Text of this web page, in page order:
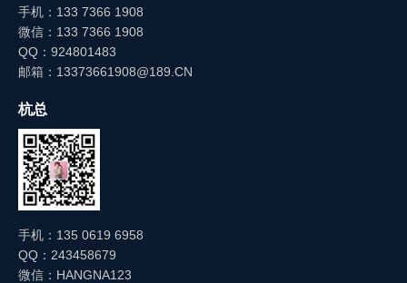
手机：133 7366 1908
微信：133 7366 1908
QQ：924801483
邮箱：13373661908@189.CN
杭总
手机：135 0619 6958
QQ：243458679
微信：HANGNA123